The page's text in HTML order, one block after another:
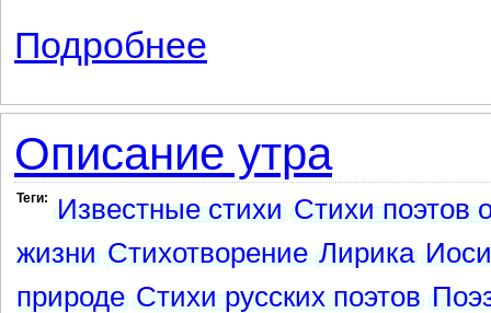
Подробнее
Описание утра
Теги: Известные стихи Стихи поэтов
жизни Стихотворение Лирика
природе Стихи русских поэтов